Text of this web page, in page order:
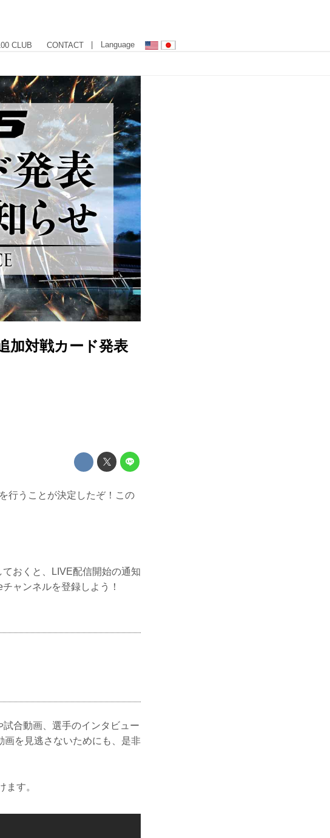
CLUB CONTACT | Language
加対戦カード発表
行うことが決定したぞ！この
おくと、LIVE配信開始の通知
ャンネルを登録しよう！
合動画、選手のインタビュー
画を見逃さないためにも、是非
す。